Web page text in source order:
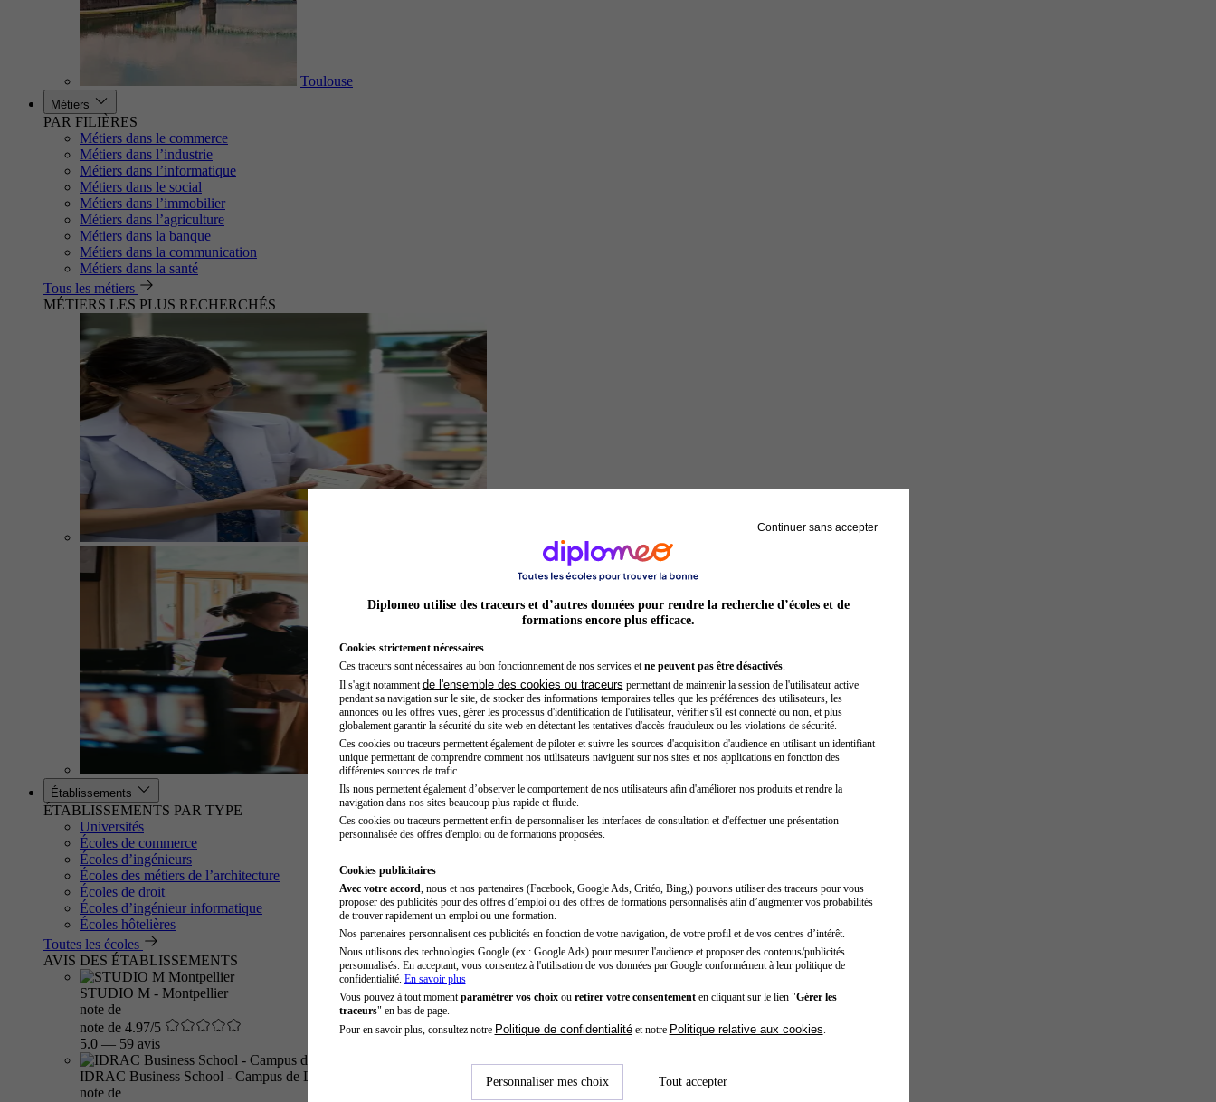
Toulouse
Métiers
PAR FILIÈRES
Métiers dans le commerce
Métiers dans l’industrie
Métiers dans l’informatique
Métiers dans le social
Métiers dans l’immobilier
Métiers dans l’agriculture
Métiers dans la banque
Métiers dans la communication
Métiers dans la santé
Tous les métiers
MÉTIERS LES PLUS RECHERCHÉS
Préparateur en pharmacie
Établissements
ÉTABLISSEMENTS PAR TYPE
Universités
Écoles de commerce
Écoles d’ingénieurs
Écoles des métiers de l’architecture
Écoles de droit
Écoles d’ingénieur informatique
Écoles hôtelières
Toutes les écoles
AVIS DES ÉTABLISSEMENTS
STUDIO M - Montpellier
note de
note de 4.97/5
5.0 — 59 avis
IDRAC Business School - Campus de Lyon
note de
Continuer sans accepter
Diplomeo utilise des traceurs et d’autres données pour rendre la recherche d’écoles et de
formations encore plus efficace.
Cookies strictement nécessaires
Ces traceurs sont nécessaires au bon fonctionnement de nos services et ne peuvent pas être désactivés.
Il s'agit notamment de l'ensemble des cookies ou traceurs permettant de maintenir la session de l'utilisateur active
pendant sa navigation sur le site, de stocker des informations temporaires telles que les préférences des utilisateurs, les
annonces ou les offres vues, gérer les processus d'identification de l'utilisateur, vérifier s'il est connecté ou non, et plus
globalement garantir la sécurité du site web en détectant les tentatives d'accès frauduleux ou les violations de sécurité.
Ces cookies ou traceurs permettent également de piloter et suivre les sources d'acquisition d'audience en utilisant un identifiant
unique permettant de comprendre comment nos utilisateurs naviguent sur nos sites et nos applications en fonction des
différentes sources de trafic.
Ils nous permettent également d’observer le comportement de nos utilisateurs afin d'améliorer nos produits et rendre la
navigation dans nos sites beaucoup plus rapide et fluide.
Ces cookies ou traceurs permettent enfin de personnaliser les interfaces de consultation et d'effectuer une présentation
personnalisée des offres d'emploi ou de formations proposées.
Cookies publicitaires
Avec votre accord , nous et nos partenaires (Facebook, Google Ads, Critéo, Bing,) pouvons utiliser des traceurs pour vous
proposer des publicités pour des offres d’emploi ou des offres de formations personnalisés afin d’augmenter vos probabilités
de trouver rapidement un emploi ou une formation.
Nos partenaires personnalisent ces publicités en fonction de votre navigation, de votre profil et de vos centres d’intérêt.
Nous utilisons des technologies Google (ex : Google Ads) pour mesurer l'audience et proposer des contenus/publicités
personnalisés. En acceptant, vous consentez à l'utilisation de vos données par Google conformément à leur politique de
confidentialité. En savoir plus
Vous pouvez à tout moment paramétrer vos choixou retirer votre consentementen cliquant sur le lien "Gérer les
traceurs" en bas de page.
Pour en savoir plus, consultez notre Politique de confidentialitéet notre Politique relative aux cookies
Personnaliser mes choix Tout accepter